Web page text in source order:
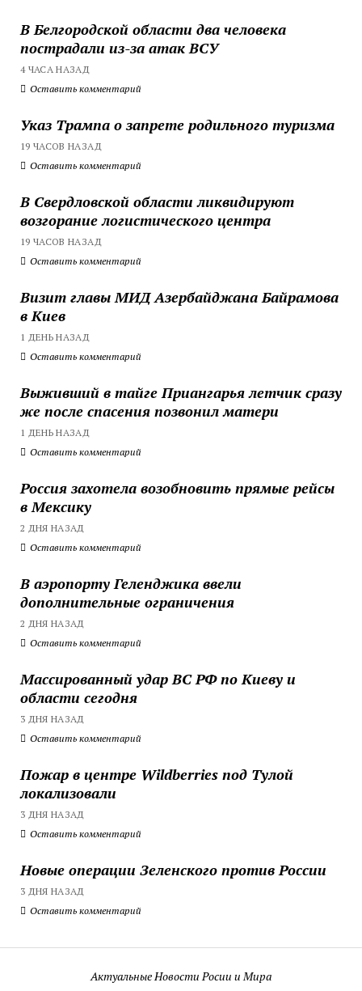
В Белгородской области два человека
пострадали из-за атак ВСУ
4 ЧАСА НАЗАД
Оставить комментарий
Указ Трампа о запрете родильного туризма
19 ЧАСОВ НАЗАД
Оставить комментарий
В Свердловской области ликвидируют
возгорание логистического центра
19 ЧАСОВ НАЗАД
Оставить комментарий
Визит главы МИД Азербайджана Байрамова
в Киев
1 ДЕНЬ НАЗАД
Оставить комментарий
Выживший в тайге Приангарья летчик сразу
же после спасения позвонил матери
1 ДЕНЬ НАЗАД
Оставить комментарий
Россия захотела возобновить прямые рейсы
в Мексику
2 ДНЯ НАЗАД
Оставить комментарий
В аэропорту Геленджика ввели
дополнительные ограничения
2 ДНЯ НАЗАД
Оставить комментарий
Массированный удар ВС РФ по Киеву и
области сегодня
3 ДНЯ НАЗАД
Оставить комментарий
Пожар в центре Wildberries под Тулой
локализовали
3 ДНЯ НАЗАД
Оставить комментарий
Новые операции Зеленского против России
3 ДНЯ НАЗАД
Оставить комментарий
Актуальные Новости Росии и Мира